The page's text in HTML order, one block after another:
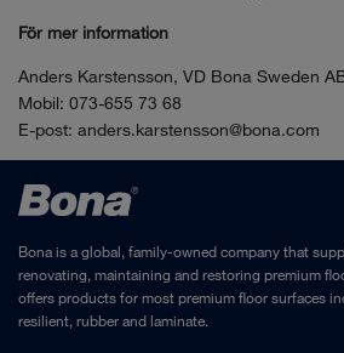
För mer information
Anders Karstensson, VD Bona Sweden
Mobil: 073-655 73 68
E-post: anders.karstensson@bona.com
Bona is a global, family-owned company that
renovating, maintaining and restoring premium
offers products for most premium floor surfaces
resilient, rubber and laminate.